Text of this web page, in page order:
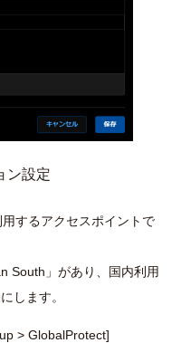
ン設定
するアクセスポイントで
South 」があり、国内利用
します。
> GlobalProtect]